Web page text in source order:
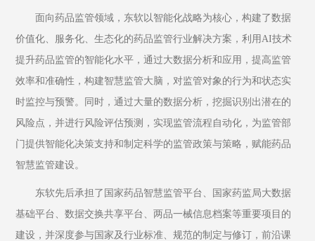
面向药品监管领域，东软以智能化战略为核心，构建了数据
价值化、服务化、生态化的药品监管行业解决方案，利用AI技术
提升药品监管的智能化水平，通过大数据分析和应用，提高监管
效率和准确性，构建智慧监管大脑，对监管对象的行为和状态实
时监控与预警。同时，通过大量的数据分析，挖掘识别出潜在的
风险点，并进行风险评估预测，实现监管流程自动化，为监管部
门提供智能化决策支持和制定科学的监管政策与策略，赋能药品
智慧监管建设。
东软先后承担了国家药品智慧监管平台、国家药监局大数据
基础平台、数据交换共享平台、两品一械信息档案等重要项目的
建设，并深度参与国家及行业标准、规范的制定与修订，前沿课